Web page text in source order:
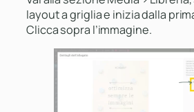
layout a griglia e inizia dalla
Clicca sopra l’immagine.